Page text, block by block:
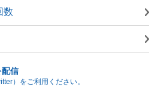
数
配信
）をご利用ください。